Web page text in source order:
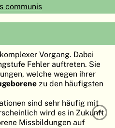
EN
communis
Vorgang. Dabei
Fehler auftreten. Sie
welche wegen ihrer
zu den häufigsten
sind sehr häufig mit
wird es in Zukunft
Missbildungen auf